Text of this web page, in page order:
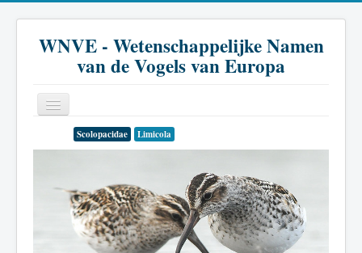
WNVE - Wetenschappelijke Namen
van de Vogels van Europa
Scolopacidae Limicola